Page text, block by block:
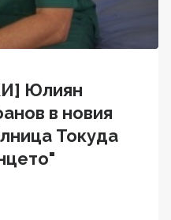
Юлиян
в новия
Токуда